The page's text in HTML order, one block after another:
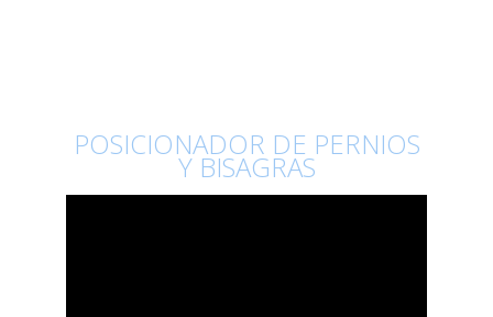
POSICIONADOR DE PERNIOS
Y BISAGRAS